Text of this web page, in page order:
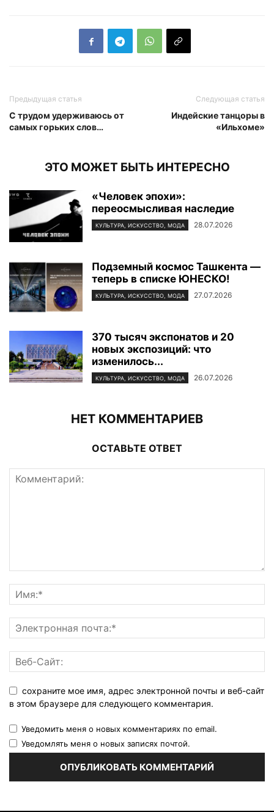
Предыдущая статья
С трудом удерживаюсь от
самых горьких слов…
Следующая статья
Индейские танцоры в
«Ильхоме»
ЭТО МОЖЕТ БЫТЬ ИНТЕРЕСНО
«Человек эпохи»:
переосмысливая наследие
КУЛЬТУРА, ИСКУССТВО, МОДА 28.07.2026
Подземный космос Ташкента —
теперь в списке ЮНЕСКО!
КУЛЬТУРА, ИСКУССТВО, МОДА 27.07.2026
370 тысяч экспонатов и 20
новых экспозиций: что
изменилось...
КУЛЬТУРА, ИСКУССТВО, МОДА 26.07.2026
НЕТ КОММЕНТАРИЕВ
ОСТАВЬТЕ ОТВЕТ
сохраните мое имя, адрес электронной почты и веб-сайт
в этом браузере для следующего комментария.
Уведомить меня о новых комментариях по email.
Уведомлять меня о новых записях почтой.